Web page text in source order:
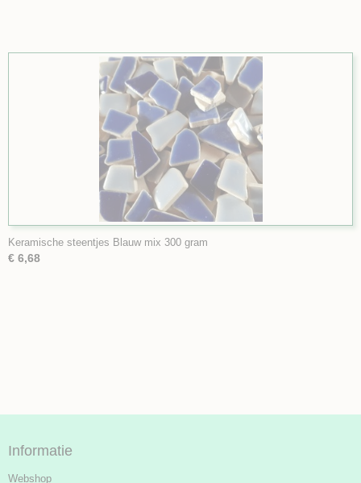
Keramische steentjes Blauw mix 300 gram
€ 6,68
Informatie
Webshop